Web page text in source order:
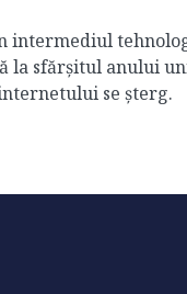
la sfărșitul anului
se șterg.